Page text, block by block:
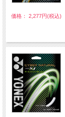
価格： 2,277円(税込)